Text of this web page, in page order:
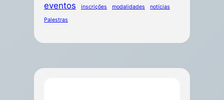
eventos inscrições modalidades
notícias
Palestras